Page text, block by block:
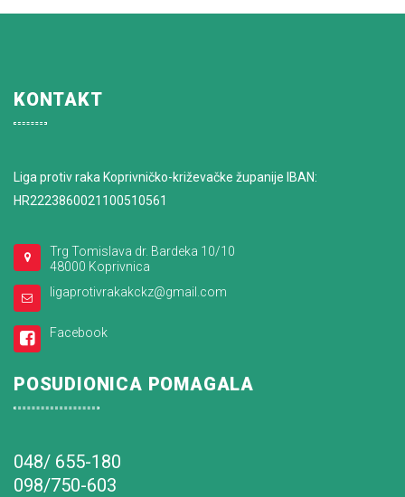
KONTAKT
Liga protiv raka Koprivničko-križevačke županije IBAN:
HR2223860021100510561
Trg Tomislava dr. Bardeka 10/10
48000 Koprivnica
ligaprotivrakakckz@gmail.com
Facebook
POSUDIONICA POMAGALA
048/ 655-180
098/750-603